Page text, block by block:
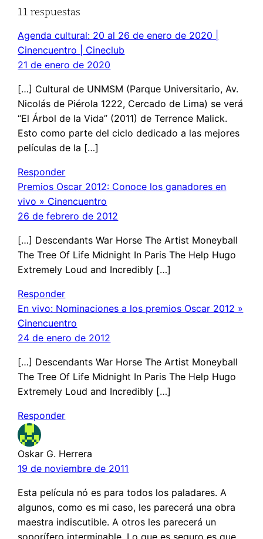
11 respuestas
Agenda cultural: 20 al 26 de enero de 2020 |
Cinencuentro | Cineclub
21 de enero de 2020
[…] Cultural de UNMSM (Parque Universitario, Av.
Nicolás de Piérola 1222, Cercado de Lima) se verá
“El Árbol de la Vida” (2011) de Terrence Malick.
Esto como parte del ciclo dedicado a las mejores
películas de la […]
Responder
Premios Oscar 2012: Conoce los ganadores en
vivo » Cinencuentro
26 de febrero de 2012
[…] Descendants War Horse The Artist Moneyball
The Tree Of Life Midnight In Paris The Help Hugo
Extremely Loud and Incredibly […]
Responder
En vivo: Nominaciones a los premios Oscar 2012 »
Cinencuentro
24 de enero de 2012
[…] Descendants War Horse The Artist Moneyball
The Tree Of Life Midnight In Paris The Help Hugo
Extremely Loud and Incredibly […]
Responder
Oskar G. Herrera
19 de noviembre de 2011
Esta película nó es para todos los paladares. A
algunos, como es mi caso, les parecerá una obra
maestra indiscutible. A otros les parecerá un